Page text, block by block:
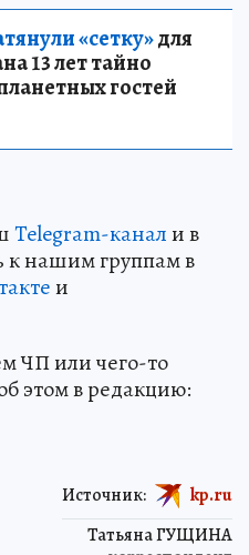
«сетку»для
13 лет тайно
гостей
Telegram-канали в
к нашим группам в
и
ЧП или чего-то
этом в редакцию:
Татьяна ГУЩИНА
Источник: kp.ru